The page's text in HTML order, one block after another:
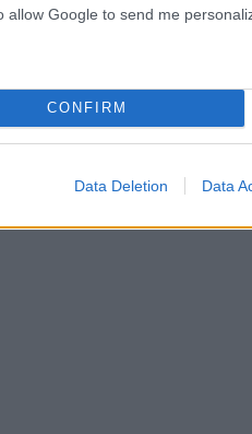
allow Google to send me
CONFIRM
Data Deletion Data